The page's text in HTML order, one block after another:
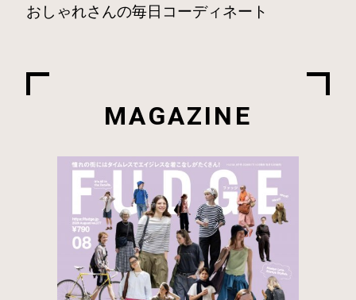
おしゃれさんの毎日コーディネート
MAGAZINE